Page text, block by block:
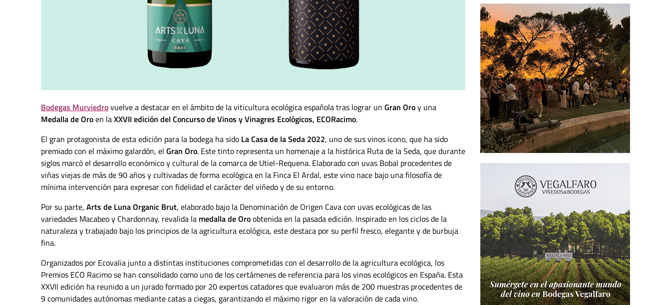
Bodegas Murviedrovuelve a destacar en el ámbito de la viticultura ecológica española tras lograr un Gran Oroy una
Medalla de Oroen laXXVII edición del Concurso de Vinos y Vinagres Ecológicos, ECORacimo.
El gran protagonista de esta edición para la bodega ha sido La Casa de la Seda 2022, uno de sus vinos icono, que ha sido
premiado con el máximo galardón, el Gran Oro. Este tinto representa un homenaje a la histórica Ruta de la Seda, que durante
siglos marcó el desarrollo económico y cultural de la comarca de Utiel-Requena. Elaborado con uvas Bobal procedentes de
viñas viejas de más de 90 años y cultivadas de forma ecológica en la Finca El Ardal, este vino nace bajo una filosofía de
mínima intervención para expresar con fidelidad el carácter del viñedo y de su entorno.
Por su parte, Arts de Luna Organic Brut, elaborado bajo la Denominación de Origen Cava con uvas ecológicas de las
variedades Macabeo y Chardonnay, revalida la medalla de Oroobtenida en la pasada edición. Inspirado en los ciclos de la
naturaleza y trabajado bajo los principios de la agricultura ecológica, este destaca por su perfil fresco, elegante y de burbuja
fina.
Organizados por Ecovalia junto a distintas instituciones comprometidas con el desarrollo de la agricultura ecológica, los
Premios ECO Racimo se han consolidado como uno de los certámenes de referencia para los vinos ecológicos en España. Esta
XXVII edición ha reunido a un jurado formado por 20 expertos catadores que evaluaron más de 200 muestras procedentes de
9 comunidades autónomas mediante catas a ciegas, garantizando el máximo rigor en la valoración de cada vino.